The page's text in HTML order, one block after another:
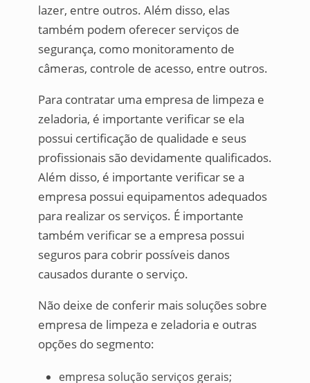
lazer, entre outros. Além disso, elas
também podem oferecer serviços de
segurança, como monitoramento de
câmeras, controle de acesso, entre outros.
Para contratar uma empresa de limpeza e
zeladoria, é importante verificar se ela
possui certificação de qualidade e seus
profissionais são devidamente qualificados.
Além disso, é importante verificar se a
empresa possui equipamentos adequados
para realizar os serviços. É importante
também verificar se a empresa possui
seguros para cobrir possíveis danos
causados durante o serviço.
Não deixe de conferir mais soluções sobre
empresa de limpeza e zeladoria e outras
opções do segmento:
empresa solução serviços gerais;